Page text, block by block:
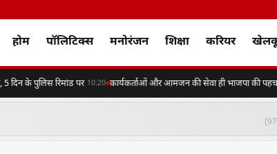
होम पॉलिटिक्स मनोरंजन शिक्षा करियर
के पुलिस रिमांड पर 10:20 कार्यकर्ताओं और आमजन की सेवा ही भाजपा की पहचान